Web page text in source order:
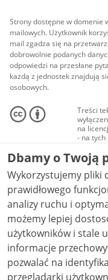
Strony dostępne w domenie
mailowych. Użytkownik
mail zgadza się na
dobrowolnie podanych
odpowiedzi na przesłane
każdą z jednostek znajdują
osobowych.
Treści
na
- na tych
audio i
Creative
NC-ND
Dbamy o Twoją
Wykorzystujemy pliki
prawidłowego
analizy ruchu i
możemy lepiej
użytkowników i stale
informacje
pozwalać na
przeglądarki